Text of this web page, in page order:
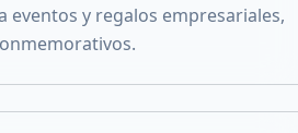
eventos y regalos empresariales,